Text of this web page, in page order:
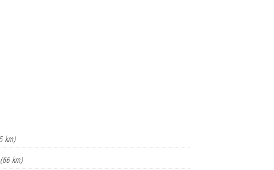
km)
(66 km)